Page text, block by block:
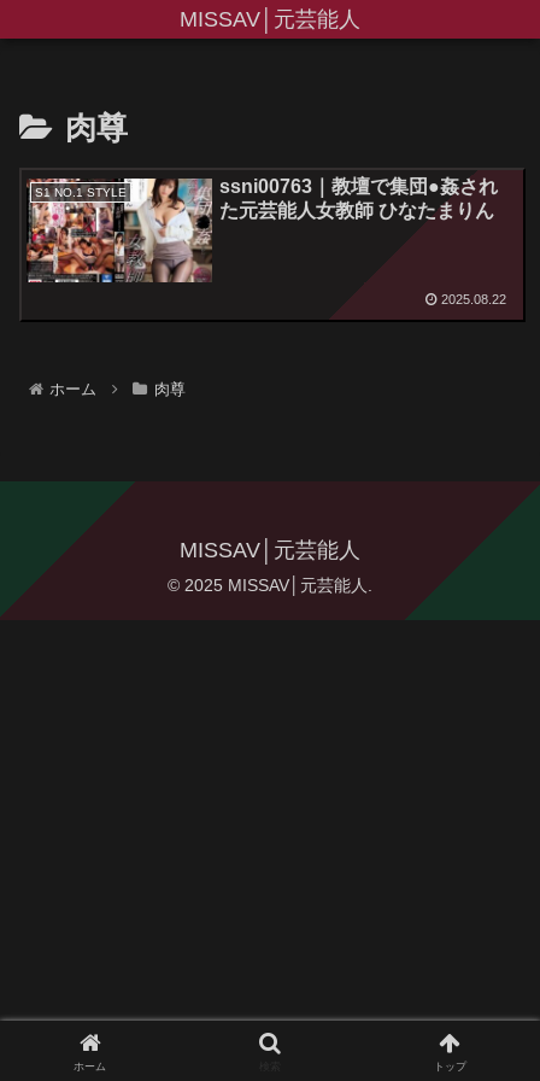
MISSAV│元芸能人
肉尊
S1 NO.1 STYLE
ssni00763｜教壇で集団●姦され
た元芸能人女教師 ひなたまりん
2025.08.22
ホーム 肉尊
MISSAV│元芸能人
© 2025 MISSAV│元芸能人.
ホーム トップ